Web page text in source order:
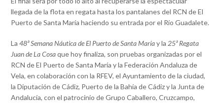
llegada de la flota en regata hasta los pantalanes del RCN de El
Puerto de Santa María haciendo su entrada por el Río Guadalete.
La48ª Semana Náutica de El Puerto de Santa Maríay la 25ª Regata
Juan de La Cosaque hoy finaliza, son pruebas organizadas por el
RCN de El Puerto de Santa María y la Federación Andaluza de
Vela, en colaboración con la RFEV, el Ayuntamiento de la ciudad,
la Diputación de Cádiz, Puerto de la Bahía de Cádiz y la Junta de
Andalucía, con el patrocinio de Grupo Caballero, Cruzcampo,